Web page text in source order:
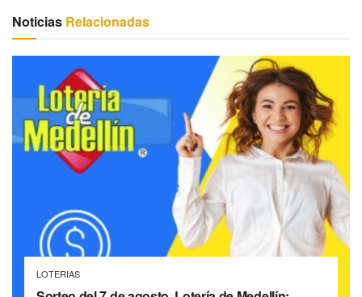
Noticias Relacionadas
LOTERIAS